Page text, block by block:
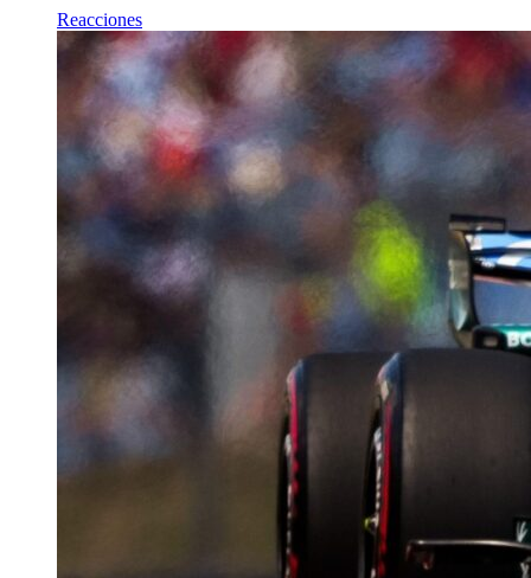
Reacciones